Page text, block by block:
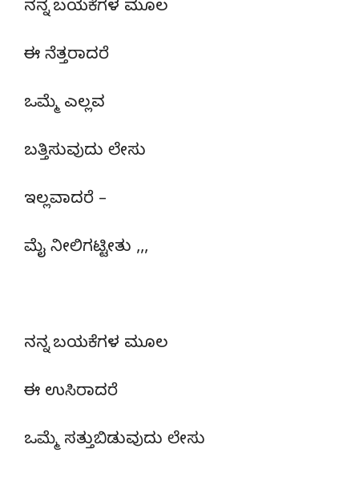
ನನ್ನ ಬಯಕೆಗಳ ಮೂಲ
ಈ ನೆತ್ತರಾದರೆ
ಒಮ್ಮೆ ಎಲ್ಲವ
ಬತ್ತಿಸುವುದು ಲೇಸು
ಇಲ್ಲವಾದರೆ –
ಮೈ ನೀಲಿಗಟ್ಟೀತು ,,,
ನನ್ನ ಬಯಕೆಗಳ ಮೂಲ
ಈ ಉಸಿರಾದರೆ
ಒಮ್ಮೆ ಸತ್ತುಬಿಡುವುದು ಲೇಸು